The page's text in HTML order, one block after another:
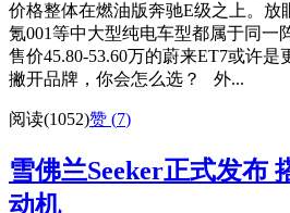
价格整体在燃油版奔驰E级之上。放
氪001等中大型纯电车型都属于同一
售价45.80-53.60万的蔚来ET7或许
撇开品牌，你会怎么选？ 外...
阅读(1052)赞 (7)
雪佛兰Seeker正式发布
动机